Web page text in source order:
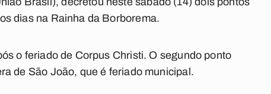
dias na Rainha da Borborema.
o feriado de Corpus Christi. O segundo ponto
de São João, que é feriado municipal.